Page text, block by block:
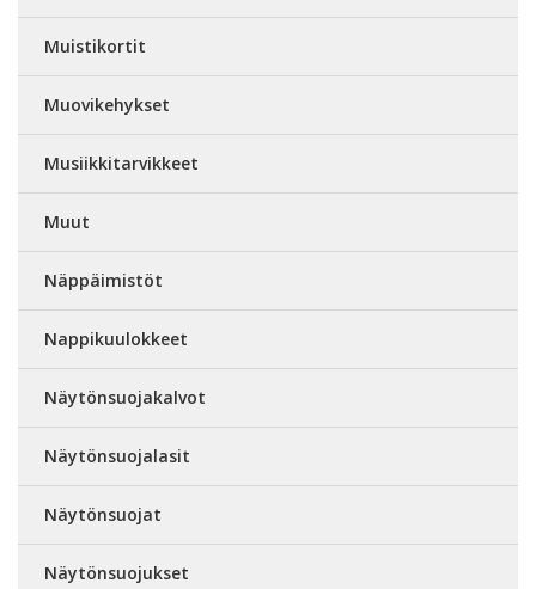
Muistikortit
Muovikehykset
Musiikkitarvikkeet
Muut
Näppäimistöt
Nappikuulokkeet
Näytönsuojakalvot
Näytönsuojalasit
Näytönsuojat
Näytönsuojukset